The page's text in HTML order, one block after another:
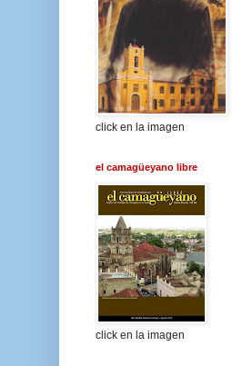
click en la imagen
el camagüeyano libre
click en la imagen